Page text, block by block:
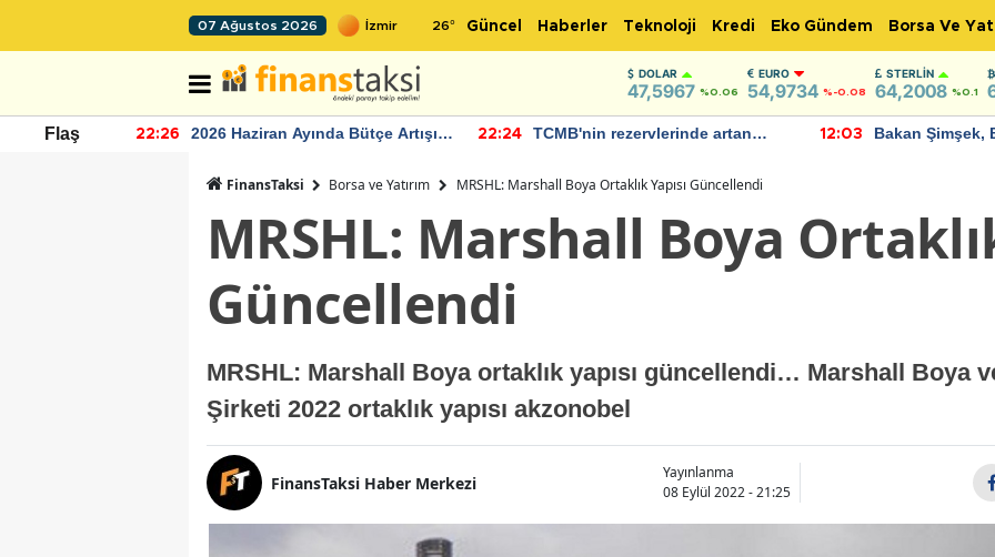
07 Ağustos 2026 26° Güncel Haberler Teknoloji Kredi Eko Gündem Borsa Ve
DOLAR
47,5967 %0.06
EURO
54,9734 %-0.08
STERLIN
64,2008 %0.1
Flaş 22:26
2026 Haziran Ayında Bütçe Artışı
22:24
TCMB'nin rezervlerinde artan
12:03
Bakan Şimşek,
FinansTaksi Borsa ve Yatırım MRSHL: Marshall Boya Ortaklık Yapısı Güncellendi
MRSHL: Marshall Boya
Güncellendi
MRSHL: Marshall Boya ortaklık yapısı güncellendi… Marshall Boya
Şirketi 2022 ortaklık yapısı akzonobel
FinansTaksi Haber Merkezi
Yayınlanma
08 Eylül 2022 - 21:25